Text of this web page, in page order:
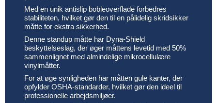
Med en unik antislip bobleoverflade forbedres
stabiliteten, hvilket gør den til en pålidelig skridsikker
måtte for ekstra sikkerhed.
Denne standup måtte har Dyna-Shield
beskyttelseslag, der øger måttens levetid med 50%
sammenlignet med almindelige mikrocellulære
vinylmåtter.
For at øge synligheden har måtten gule kanter, der
opfylder OSHA-standarder, hvilket gør den ideel til
professionelle arbejdsmiljøer.